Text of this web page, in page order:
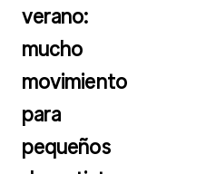
verano:
mucho
movimiento
para
pequeños